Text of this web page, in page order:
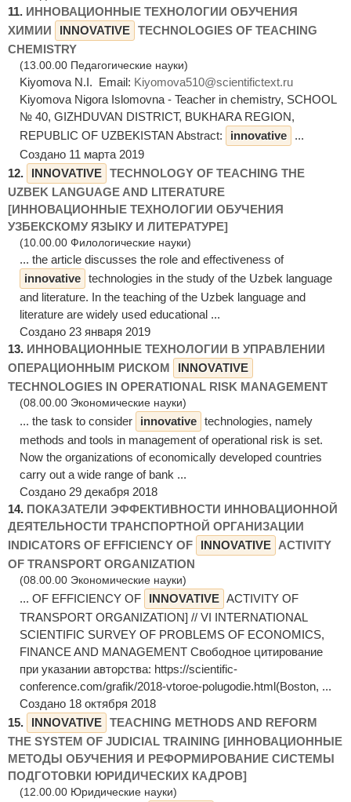
11. ИННОВАЦИОННЫЕ ТЕХНОЛОГИИ ОБУЧЕНИЯ
ХИМИИ
INNOVATIVE TECHNOLOGIES OF TEACHING
CHEMISTRY
(13.00.00 Педагогические науки)
Kiyomova N.I. Email: Kiyomova510@scientifictext.ru
Kiyomova Nigora Islomovna - Teacher in chemistry, SCHOOL
№ 40, GIZHDUVAN DISTRICT, BUKHARA REGION,
REPUBLIC OF UZBEKISTAN Abstract:
innovative
...
Создано 11 марта 2019
12.
INNOVATIVE TECHNOLOGY OF TEACHING THE
UZBEK LANGUAGE AND LITERATURE
[ИННОВАЦИОННЫЕ ТЕХНОЛОГИИ ОБУЧЕНИЯ
УЗБЕКСКОМУ ЯЗЫКУ И ЛИТЕРАТУРЕ]
(10.00.00 Филологические науки)
... the article discusses the role and effectiveness of
innovative technologies in the study of the Uzbek language
and literature. In the teaching of the Uzbek language and
literature are widely used educational ...
Создано 23 января 2019
13. ИННОВАЦИОННЫЕ ТЕХНОЛОГИИ В УПРАВЛЕНИИ
ОПЕРАЦИОННЫМ РИСКОМ
INNOVATIVE
TECHNOLOGIES IN OPERATIONAL RISK MANAGEMENT
(08.00.00 Экономические науки)
... the task to consider innovative technologies, namely
methods and tools in management of operational risk is set.
Now the organizations of economically developed countries
carry out a wide range of bank ...
Создано 29 декабря 2018
14. ПОКАЗАТЕЛИ ЭФФЕКТИВНОСТИ ИННОВАЦИОННОЙ
ДЕЯТЕЛЬНОСТИ ТРАНСПОРТНОЙ ОРГАНИЗАЦИИ
INDICATORS OF EFFICIENCY OF
INNOVATIVE ACTIVITY
OF TRANSPORT ORGANIZATION
(08.00.00 Экономические науки)
... OF EFFICIENCY OF INNOVATIVE ACTIVITY OF
TRANSPORT ORGANIZATION] // VI INTERNATIONAL
SCIENTIFIC SURVEY OF PROBLEMS OF ECONOMICS,
FINANCE AND MANAGEMENT Свободное цитирование
при указании авторства: https://scientific-
conference.com/grafik/2018-vtoroe-polugodie.html(Boston, ...
Создано 18 октября 2018
15.
INNOVATIVE TEACHING METHODS AND REFORM
THE SYSTEM OF JUDICIAL TRAINING [ИННОВАЦИОННЫЕ
МЕТОДЫ ОБУЧЕНИЯ И РЕФОРМИРОВАНИЕ СИСТЕМЫ
ПОДГОТОВКИ ЮРИДИЧЕСКИХ КАДРОВ]
(12.00.00 Юридические науки)